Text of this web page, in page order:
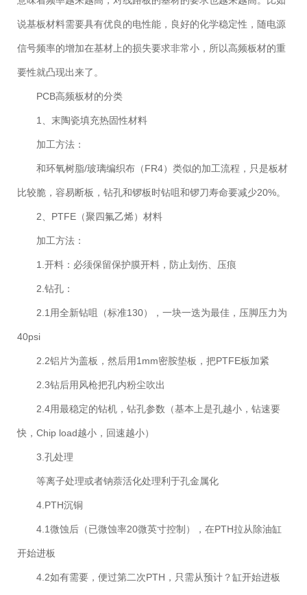
说基板材料需要具有优良的电性能，良好的化学稳定性，随电源
信号频率的增加在基材上的损失要求非常小，所以高频板材的重
要性就凸现出来了。
PCB高频板材的分类
1、末陶瓷填充热固性材料
加工方法：
和环氧树脂/玻璃编织布（FR4）类似的加工流程，只是板材
比较脆，容易断板，钻孔和锣板时钻咀和锣刀寿命要减少20%。
2、PTFE（聚四氟乙烯）材料
加工方法：
1.开料：必须保留保护膜开料，防止划伤、压痕
2.钻孔：
2.1用全新钻咀（标准130），一块一迭为最佳，压脚压力为
40psi
2.2铝片为盖板，然后用1mm密胺垫板，把PTFE板加紧
2.3钻后用风枪把孔内粉尘吹出
2.4用最稳定的钻机，钻孔参数（基本上是孔越小，钻速要
快，Chip load越小，回速越小）
3.孔处理
等离子处理或者钠萘活化处理利于孔金属化
4.PTH沉铜
4.1微蚀后（已微蚀率20微英寸控制），在PTH拉从除油缸
开始进板
4.2如有需要，便过第二次PTH，只需从预计？缸开始进板